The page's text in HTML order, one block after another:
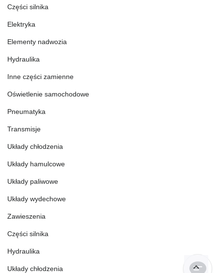
Części silnika
Elektryka
Elementy nadwozia
Hydraulika
Inne części zamienne
Oświetlenie samochodowe
Pneumatyka
Transmisje
Układy chłodzenia
Układy hamulcowe
Układy paliwowe
Układy wydechowe
Zawieszenia
Części silnika
Hydraulika
Układy chłodzenia